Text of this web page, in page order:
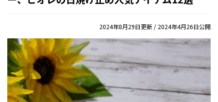
2024年8月29日更新 / 2024年4月26日公開